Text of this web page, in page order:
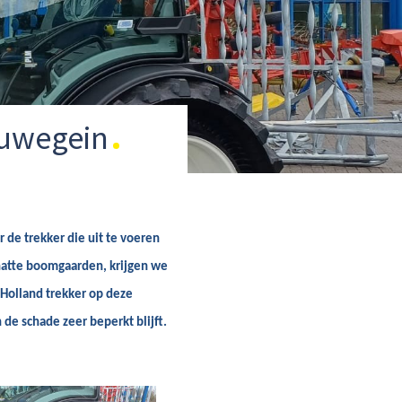
de trekker die uit te voeren
boomgaarden, krijgen we
trekker op deze
schade zeer beperkt blijft.